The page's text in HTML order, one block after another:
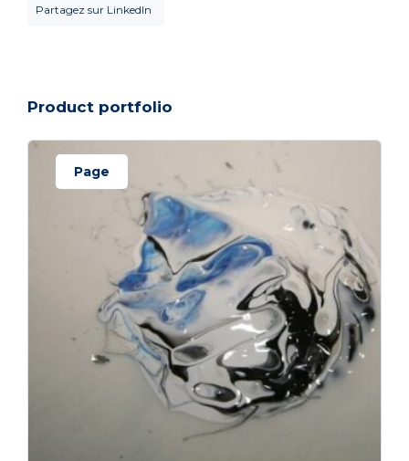
Partagez sur LinkedIn
Product portfolio
Page